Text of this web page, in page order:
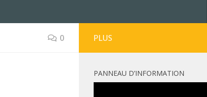
0 PLUS
PANNEAU D’INFORMATION